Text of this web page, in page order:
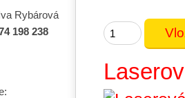
Rybárová
198 238